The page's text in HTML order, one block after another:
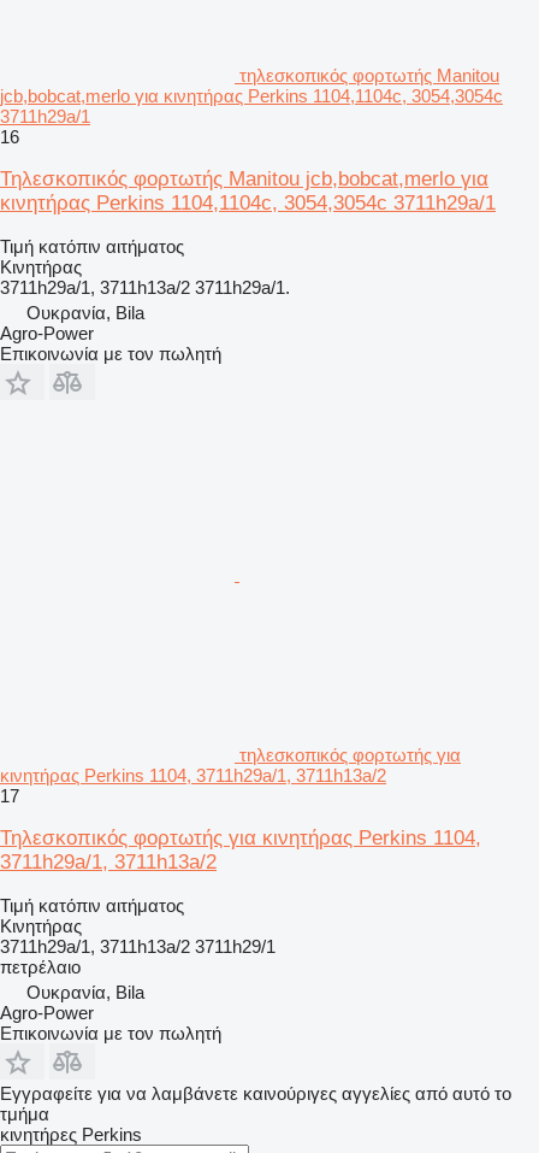
τηλεσκοπικός φορτωτής Manitou
jcb,bobcat,merlo για κινητήρας Perkins 1104,1104c, 3054,3054c
3711h29a/1
16
Τηλεσκοπικός φορτωτής Manitou jcb,bobcat,merlo για
κινητήρας Perkins 1104,1104c, 3054,3054c 3711h29a/1
Τιμή κατόπιν αιτήματος
Κινητήρας
3711h29a/1, 3711h13a/2 3711h29a/1.
Ουκρανία, Bila
Agro-Power
Επικοινωνία με τον πωλητή
τηλεσκοπικός φορτωτής για
κινητήρας Perkins 1104, 3711h29a/1, 3711h13a/2
17
Τηλεσκοπικός φορτωτής για κινητήρας Perkins 1104,
3711h29a/1, 3711h13a/2
Τιμή κατόπιν αιτήματος
Κινητήρας
3711h29a/1, 3711h13a/2 3711h29/1
πετρέλαιο
Ουκρανία, Bila
Agro-Power
Επικοινωνία με τον πωλητή
Εγγραφείτε για να λαμβάνετε καινούριγες αγγελίες από αυτό το
τμήμα
κινητήρες Perkins